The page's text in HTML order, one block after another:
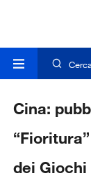
Cina:
dei